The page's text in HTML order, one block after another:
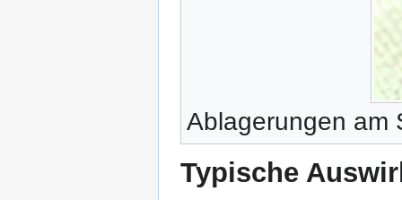
Ablagerungen am
Typische